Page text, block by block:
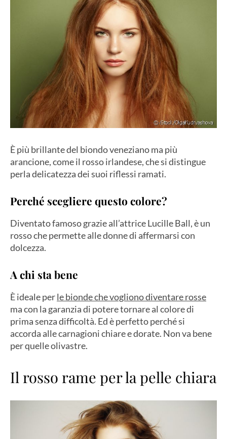
È più brillante del biondo veneziano ma più
arancione, come il rosso irlandese, che si distingue
perla delicatezza dei suoi riflessi ramati.
Perché scegliere questo colore?
Diventato famoso grazie all’attrice Lucille Ball, è un
rosso che permette alle donne di affermarsi con
dolcezza.
A chi sta bene
È ideale perle bionde che vogliono diventare rosse
ma con la garanzia di potere tornare al colore di
prima senza difficoltà. Ed è perfetto perché si
accorda alle carnagioni chiare e dorate. Non va bene
per quelle olivastre.
Il rosso rame per la pelle chiara